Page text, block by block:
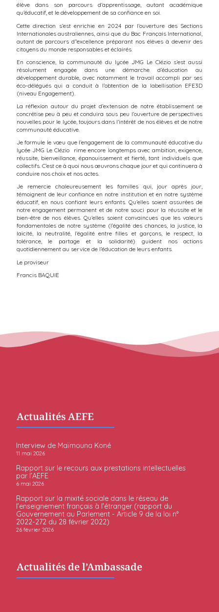
élève dans son parcours d’apprentissage, autant académique
qu’éducatif, et le développement de sa confiance en soi.
Cette direction s’est enrichie en 2024 par l’ouverture des Sections
Internationales australiennes, ainsi que du Bac Français International,
autant de parcours d’’excellence préparant nos élèves à devenir des
citoyens du monde responsables et éclairés.
En conscience, la communauté du lycée JMG Le Clézio s’est aussi
résolument engagée dans une démarche d’éducation au
développement durable, avec notamment le travail accompli par ses
éco-délégués qui a conduit à l’obtention de la labellisation EFE3D
(niveau Engagement).
La réflexion autour du projet d’extension de notre établissement se
concrétise peu à peu et conduira sous peu l’ouverture de perspectives
nouvelles pour le lycée, toujours dans l’intérêt de nos élèves et de notre
communauté éducative.
Je formule le vœu que l’engagement de la communauté éducative du
lycée JMG Le Clézio rime encore longtemps avec ambition, exigence,
réussite, bienveillance, épanouissement et fierté, tant individuels que
collectifs. C’est ce à quoi nous œuvrons chaque jour et qui continuera à
conduire nos choix et nos actes.
Je remercie chaleureusement les familles qui, jour après jour,
témoignent de leur confiance en notre institution et en notre système
éducatif, en nous confiant leurs enfants. Qu’elles soient assurées de
notre engagement permanent et de notre souci pour la réussite et le
bien-être de nos élèves. Qu’elles soient convaincues que les valeurs
fondamentales de notre système (l’égalité des chances, la justice, la
laïcité, la neutralité, l’égalité entre filles et garçons, le respect, la
tolérance, le partage et la solidarité) guident nos actions
quotidiennement au service de l’éducation de leurs enfants.
Le proviseur
Francis BAQUIE
Actualités AEFE
Interview de Maïmouna Koné
11 mai 2026
Rapport sur le recours aux prestations intellectuelles
par l’AEFE
6 mai 2026
Rapport sur la mixité sociale dans le réseau de
l’enseignement français à l’étranger (rapport du
Gouvernement au Parlement - Article 9 de la loi n°
2022-272 du 28 février 2022)
26 février 2026
Actualités de l’Ambassade